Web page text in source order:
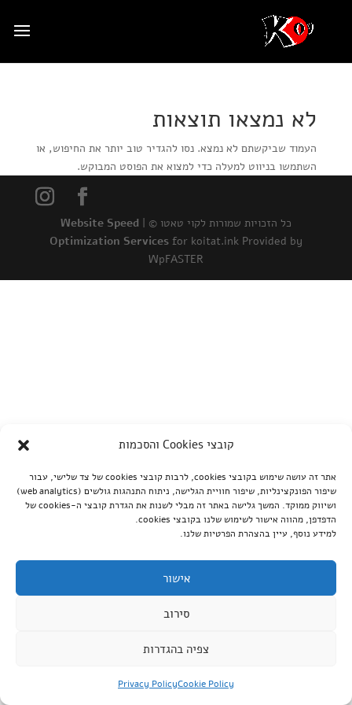
קובצי Cookies והסכמות
אתר זה עושה שימוש בקובצי cookies, לרבות קובצי cookies של צד שלישי, עבור
שיפור הפונקצינליות, שיפור חוויית הגלישה, ניתוח התנהגות גולשים (web analytics)
ושיווק ממוקד. המשך גלישה באתר זה מבלי לשנות את הגדרת קובצי ה-cookies של
הדפדפן, מהווה אישור לשימוש שלנו בקובצי cookies.
למידע נוסף, עיין בהצהרת הפרטיות שלנו.
אישור
סירוב
צפיה בהגדרות
Cookie Policy
Privacy Policy
לא נמצאו תוצאות
העמוד שביקשתם לא נמצא. נסו להגדיר טוב יותר את החיפוש, או
השתמשו בניווט למעלה כדי למצוא את הפוסט המבוקש.
כל הזכויות שמורות לקוי טאטו © | Website Speed
Optimization Services for koitat.ink Provided by
WpFASTER